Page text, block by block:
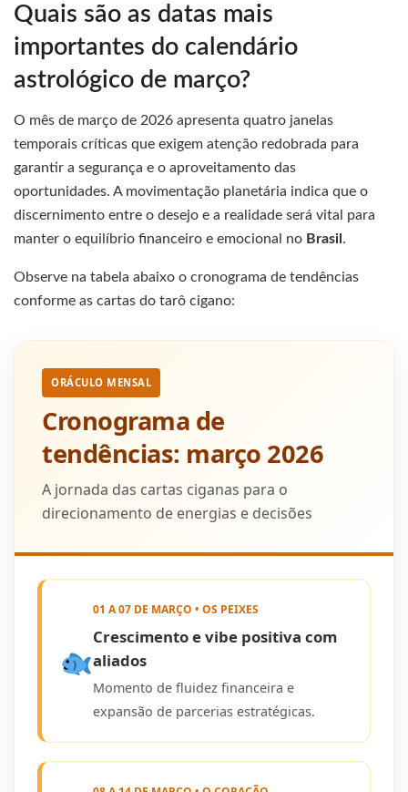
Quais são as datas mais
importantes do calendário
astrológico de março?
O mês de março de 2026 apresenta quatro janelas
temporais críticas que exigem atenção redobrada para
garantir a segurança e o aproveitamento das
oportunidades. A movimentação planetária indica que o
discernimento entre o desejo e a realidade será vital para
manter o equilíbrio financeiro e emocional no Brasil .
Observe na tabela abaixo o cronograma de tendências
conforme as cartas do tarô cigano:
ORÁCULO MENSAL
Cronograma de
tendências: março 2026
A jornada das cartas ciganas para o
direcionamento de energias e decisões
01 A 07 DE MARÇO • OS PEIXES
Crescimento e vibe positiva com
aliados
Momento de fluidez financeira e
expansão de parcerias estratégicas.